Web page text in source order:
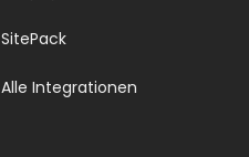
SitePack
Alle Integrationen